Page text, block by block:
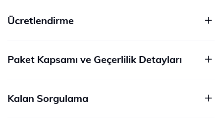
Ücretlendirme
Paket Kapsamı ve Geçerlilik Detayları
Kalan Sorgulama